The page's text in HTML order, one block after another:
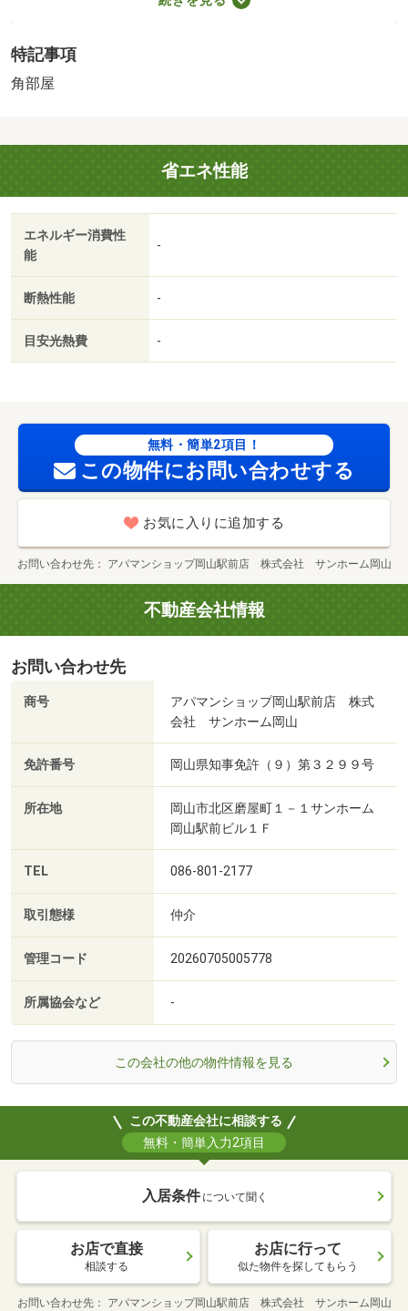
保証料：２００００円）年間保証料：１００００円、口座
０００円、年間保証料：１００００円）・維持費等：水道
料２，０００円／月・町会費５０円／月・ショッピングや
す。お気軽にお問い合わせください♪・バイク置場：なし・
駐輪場：有/鍵交換代（課税対象） 18700円/除菌サービス
（課税対象） 15400円
特記事項
角部屋
省エネ性能
エネルギー消費性
能
-
断熱性能 -
目安光熱費 -
無料・簡単2項目！
この物件にお問い合わせする
お気に入りに追加する
お問い合わせ先 アパマンショップ岡山駅前店 株式会社 サンホーム岡山
不動産会社情報
お問い合わせ先
商号
アパマンショップ岡山駅前店 株式
会社 サンホーム岡山
免許番号 岡山県知事免許（９）第３２９９号
所在地
岡山市北区磨屋町１－１サンホーム
岡山駅前ビル１Ｆ
TEL 086-801-2177
取引態様 仲介
管理コード 20260705005778
所属協会など -
この会社の他の物件情報を見る
この不動産会社に相談する
無料・簡単入力2項目
入居条件 について聞く
お店で直接
相談する
お店に行って
似た物件を探してもらう
お問い合わせ先 アパマンショップ岡山駅前店 株式会社 サンホーム岡山